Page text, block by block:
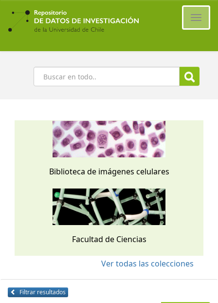
Ir
contenido
principal
Buscar
Biblioteca de imágenes celulares
Facultad de Ciencias
Ver todas las colecciones
Filtrar resultados